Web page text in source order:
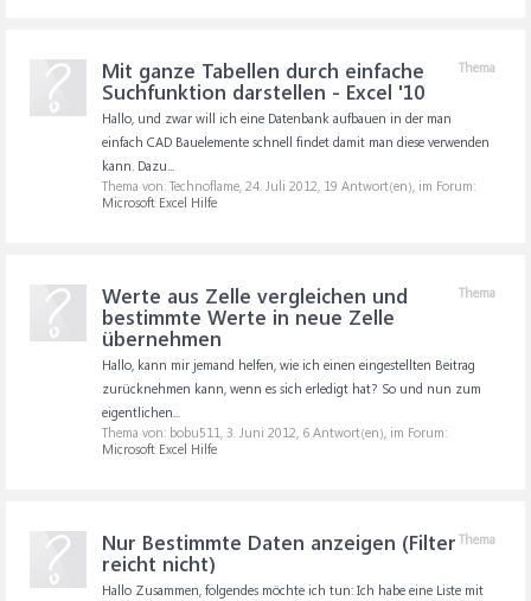
Thema
Mit ganze Tabellen durch einfache
Suchfunktion darstellen - Excel '10
Hallo, und zwar will ich eine Datenbank aufbauen in der man
einfach CAD Bauelemente schnell findet damit man diese verwenden
kann. Dazu...
Thema von: Technoflame, 24. Juli 2012, 19 Antwort(en), im Forum:
Microsoft Excel Hilfe
Thema
Werte aus Zelle vergleichen und
bestimmte Werte in neue Zelle
übernehmen
Hallo, kann mir jemand helfen, wie ich einen eingestellten Beitrag
zurücknehmen kann, wenn es sich erledigt hat? So und nun zum
eigentlichen...
Thema von: bobu511, 3. Juni 2012, 6 Antwort(en), im Forum:
Microsoft Excel Hilfe
Thema
Nur Bestimmte Daten anzeigen (Filter
reicht nicht)
Hallo Zusammen, folgendes möchte ich tun: Ich habe eine Liste mit